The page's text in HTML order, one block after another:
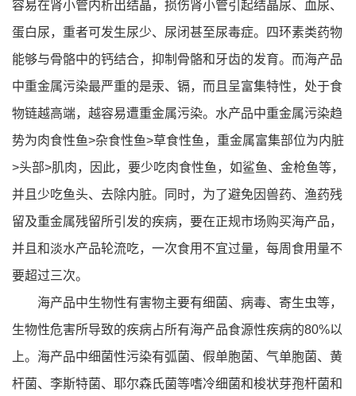
容易在肾小管内析出结晶，损伤肾小管引起结晶尿、血尿、
蛋白尿，重者可发生尿少、尿闭甚至尿毒症。四环素类药物
能够与骨骼中的钙结合，抑制骨骼和牙齿的发育。而海产品
中重金属污染最严重的是汞、镉，而且呈富集特性，处于食
物链越高端，越容易遭重金属污染。水产品中重金属污染趋
势为肉食性鱼>杂食性鱼>草食性鱼，重金属富集部位为内脏
>头部>肌肉，因此，要少吃肉食性鱼，如鲨鱼、金枪鱼等，
并且少吃鱼头、去除内脏。同时，为了避免因兽药、渔药残
留及重金属残留所引发的疾病，要在正规市场购买海产品，
并且和淡水产品轮流吃，一次食用不宜过量，每周食用量不
要超过三次。
海产品中生物性有害物主要有细菌、病毒、寄生虫等，
生物性危害所导致的疾病占所有海产品食源性疾病的80%以
上。海产品中细菌性污染有弧菌、假单胞菌、气单胞菌、黄
杆菌、李斯特菌、耶尔森氏菌等嗜冷细菌和梭状芽孢杆菌和